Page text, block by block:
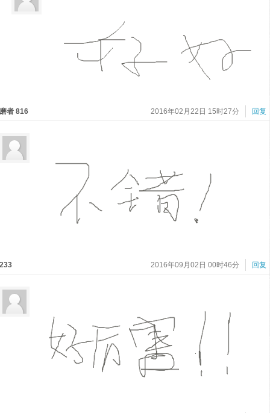
磨者 816 回复
2016年02月22日 15时27分
233 回复
2016年09月02日 00时46分